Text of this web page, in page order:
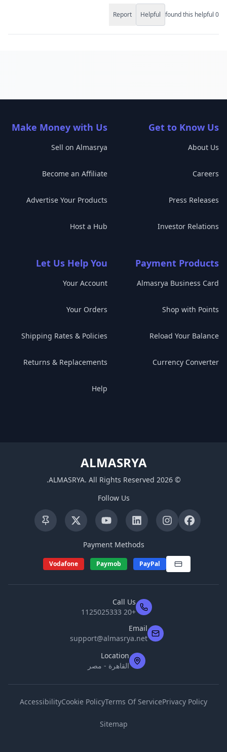
0
found this helpful
Helpful
Report
Get to Know Us
About Us
Careers
Press Releases
Investor Relations
Make Money with Us
Sell on Almasrya
Become an Affiliate
Advertise Your Products
Host a Hub
Payment Products
Almasrya Business Card
Shop with Points
Reload Your Balance
Currency Converter
Let Us Help You
Your Account
Your Orders
Shipping Rates & Policies
Returns & Replacements
Help
ALMASRYA
©
2026
ALMASRYA. All Rights Reserved
.
Follow Us
Payment Methods
PayPal
Paymob
Vodafone
Call Us
+20 1125025333
Email
support@almasrya.net
Location
القاهرة - مصر
Privacy Policy
Terms Of Service
Cookie Policy
Accessibility
Sitemap